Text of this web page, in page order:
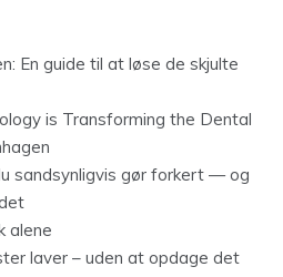
En guide til at løse de skjulte
is Transforming the Dental
sandsynligvis gør forkert — og
alene
laver – uden at opdage det